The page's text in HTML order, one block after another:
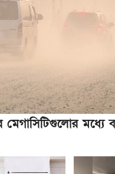
মেগাসিটিগুলোর মধ্যে